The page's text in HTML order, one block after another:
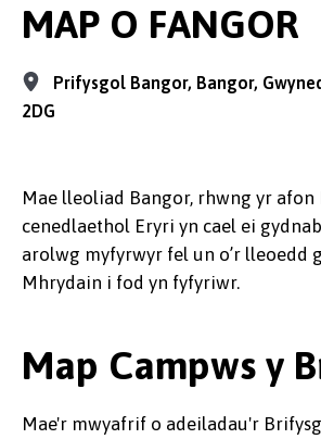
MAP O FANGOR
Prifysgol Bangor, Bangor,
2DG
Mae lleoliad Bangor, rhwng yr afon
cenedlaethol Eryri yn cael ei
arolwg myfyrwyr fel un o’r lleoedd
Mhrydain i fod yn fyfyriwr.
Map Campws y
Mae'r mwyafrif o adeiladau'r